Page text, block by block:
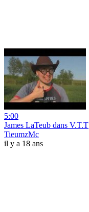
5:00
James LaTeub dans V.T.T
TieumzMc
il y a 18 ans